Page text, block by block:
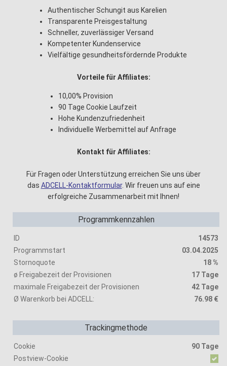
Authentischer Schungit aus Karelien
Transparente Preisgestaltung
Schneller, zuverlässiger Versand
Kompetenter Kundenservice
Vielfältige gesundheitsfördernde Produkte
Vorteile für Affiliates:
10,00% Provision
90 Tage Cookie Laufzeit
Hohe Kundenzufriedenheit
Individuelle Werbemittel auf Anfrage
Kontakt für Affiliates:
Für Fragen oder Unterstützung erreichen Sie uns über
das ADCELL-Kontaktformular. Wir freuen uns auf eine
erfolgreiche Zusammenarbeit mit Ihnen!
Programmkennzahlen
ID
14573
Programmstart
03.04.2025
Stornoquote
18 %
ø Freigabezeit der Provisionen
17 Tage
maximale Freigabezeit der Provisionen
42 Tage
Ø Warenkorb bei ADCELL:
76.98 €
Trackingmethode
Cookie
90 Tage
Postview-Cookie